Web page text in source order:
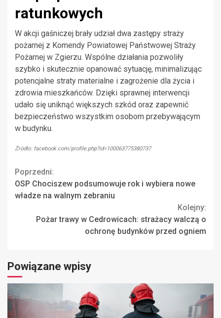
ratunkowych
W akcji gaśniczej brały udział dwa zastępy straży
pożarnej z Komendy Powiatowej Państwowej Straży
Pożarnej w Zgierzu. Wspólne działania pozwoliły
szybko i skutecznie opanować sytuację, minimalizując
potencjalne straty materialne i zagrożenie dla życia i
zdrowia mieszkańców. Dzięki sprawnej interwencji
udało się uniknąć większych szkód oraz zapewnić
bezpieczeństwo wszystkim osobom przebywającym
w budynku.
Źródło: facebook.com/profile.php?id=100063775380737
Continue
Reading
Poprzedni:
OSP Chociszew podsumowuje rok i wybiera nowe
władze na walnym zebraniu
Kolejny:
Pożar trawy w Cedrowicach: strażacy walczą o
ochronę budynków przed ogniem
Powiązane wpisy